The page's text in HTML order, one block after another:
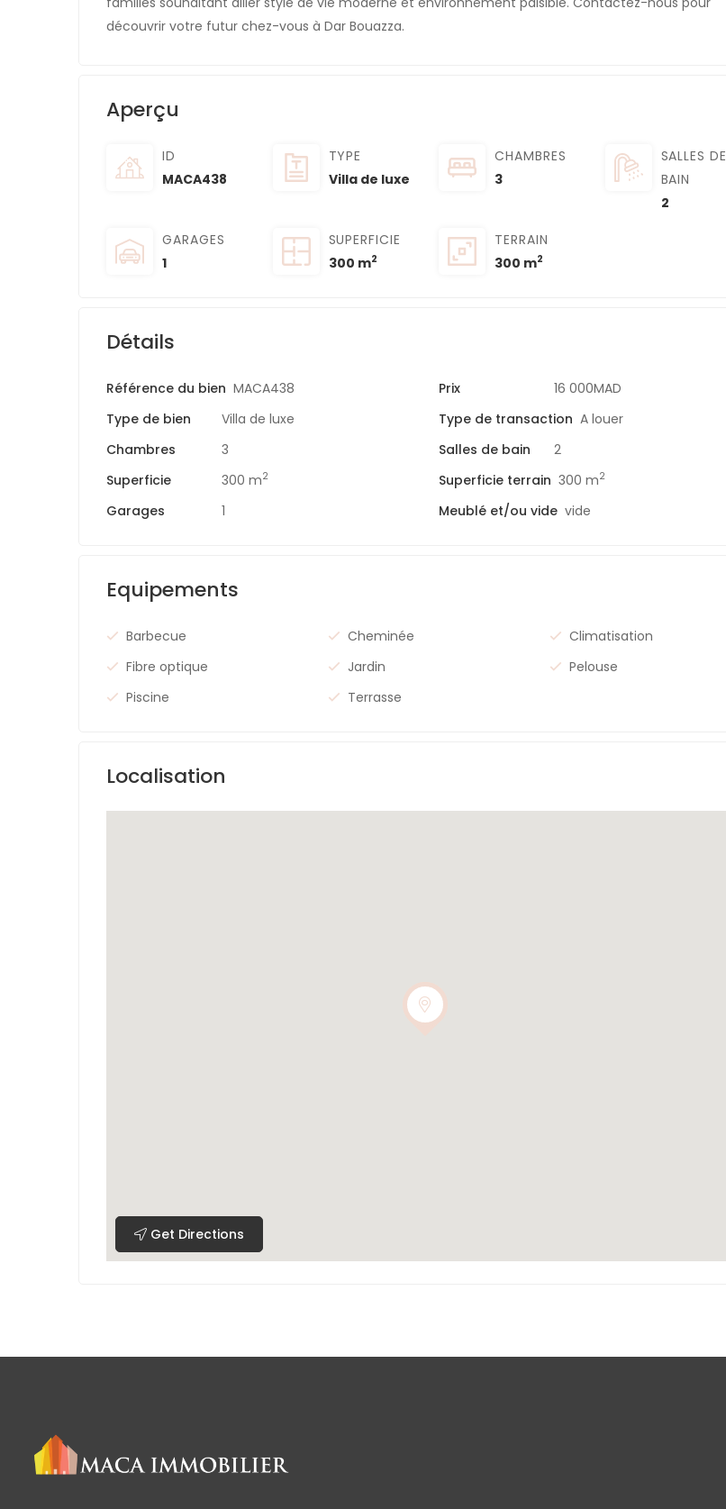
découvrir votre futur chez-vous à Dar Bouazza.
Aperçu
ID
MACA438
TYPE
Villa de luxe
CHAMBRES
3
SALLES DE
BAIN
2
GARAGES
1
SUPERFICIE
300 m2
TERRAIN
300 m2
Détails
Référence du bien MACA438 Prix
16 000MAD
Type de bien
Villa de luxe Type de transaction A louer
Chambres
3 Salles de bain
2
Superficie
300 m2 Superficie terrain 300 m2
Garages 1 Meublé et/ou vide vide
Equipements
Barbecue Cheminée
Climatisation
Fibre optique
Jardin
Pelouse
Piscine
Terrasse
Localisation
Get Directions